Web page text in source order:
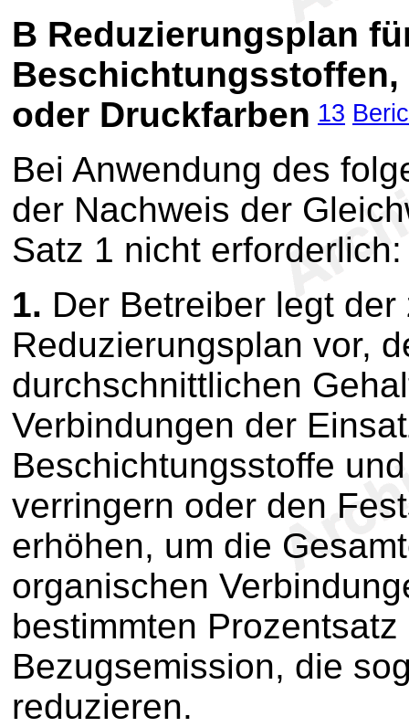
B Reduzierungsplan
oder Druckfarben 13
Bei Anwendung des
der Nachweis der
Satz 1 nicht erforderlich:
1. Der Betreiber legt
Reduzierungsplan vor,
durchschnittlichen
Verbindungen der
Beschichtungsstoffe
verringern oder den
erhöhen, um die
organischen
bestimmten
Bezugsemission, die
reduzieren.